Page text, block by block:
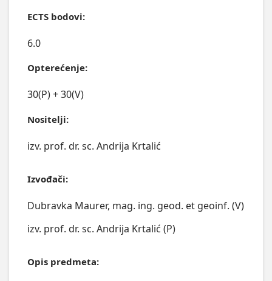
ECTS bodovi:
6.0
Opterećenje:
30(P) + 30(V)
Nositelji:
izv. prof. dr. sc. Andrija Krtalić
Izvođači:
Dubravka Maurer, mag. ing. geod. et geoinf. (V)
izv. prof. dr. sc. Andrija Krtalić (P)
Opis predmeta: